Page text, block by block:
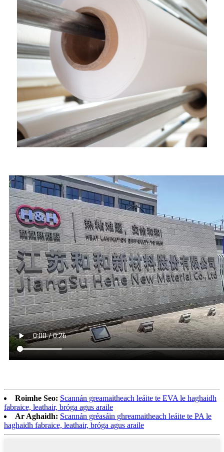
Roimhe Seo: Scannán greamaitheach leáite te EVA le haghaidh
fabraice, leathair, bróga agus araile
Ar Aghaidh: Scannán gréasáin ghreamaitheach leáite te PA le
haghaidh fabraice, leathair, bróga agus araile